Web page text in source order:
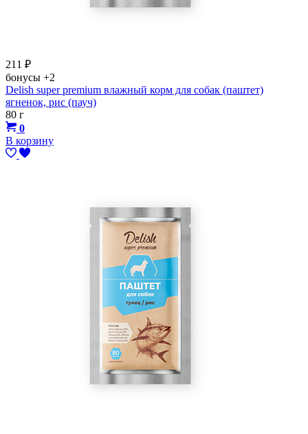
211 ₽
бонусы +2
Delish super premium влажный корм для собак (паштет)
ягненок, рис (пауч)
80 г
0
В корзину